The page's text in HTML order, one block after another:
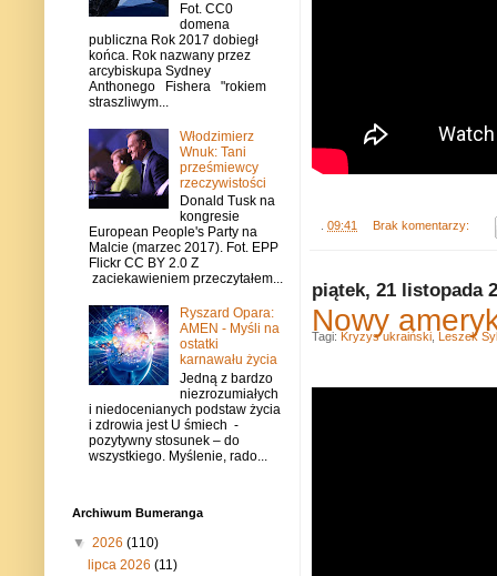
09:41 Brak komentarzy:
piątek, 21 listopada
Nowy
Tagi: Kryzys ukraiński Leszek
Fot. CC0
domena
publiczna Rok 2017 dobiegł
końca. Rok nazwany przez
arcybiskupa Sydney
Anthonego Fishera "rokiem
straszliwym...
Włodzimierz
Wnuk: Tani
prześmiewcy
rzeczywistości
Donald Tusk na
kongresie
European People's Party na
Malcie (marzec 2017). Fot. EPP
Flickr CC BY 2.0 Z
zaciekawieniem przeczytałem...
Ryszard Opara:
AMEN - Myśli na
ostatki
karnawału życia
Jedną z bardzo
niezrozumiałych
i niedocenianych podstaw życia
i zdrowia jest U śmiech -
pozytywny stosunek – do
wszystkiego. Myślenie, rado...
Archiwum Bumeranga
▼ 2026 (110)
lipca 2026(11)